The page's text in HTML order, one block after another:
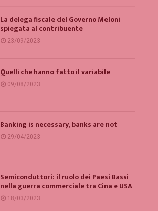
La delega fiscale del Governo Meloni
spiegata al contribuente
23/09/2023
Quelli che hanno fatto il variabile
09/08/2023
Banking is necessary, banks are not
29/04/2023
Semiconduttori: il ruolo dei Paesi Bassi
nella guerra commerciale tra Cina e USA
18/03/2023